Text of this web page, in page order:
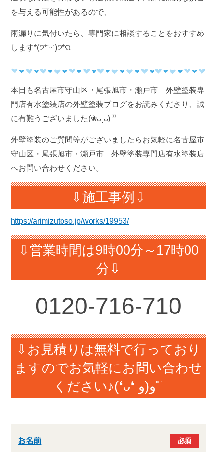
を与える可能性があるので、
雨漏りに気付いたら、専門家に相談することをおすすめ
します*(੭*ˊᵕˋ)੭*ଘ
本日も名古屋市守山区・尾張旭市・瀬戸市 外壁塗装専
門店有水塗装店の外壁塗装ブログをお読みくださり、誠
に有難うございました(❀ᴗ͈ˬᴗ͈) ⁾⁾
外壁塗装のご質問等がございましたらお気軽に名古屋市
守山区・尾張旭市・瀬戸市 外壁塗装専門店有水塗装店
へお問い合わせください。
⇩施工事例⇩
https://arimizutoso.jp/works/19953/
⇩営業時間は9時00分～17時00
分⇩
0120-716-710
⇩お見積りは無料で行っており
ますのでお気軽にお問い合わせ
ください♪(❛ᴗ❛ و(و˚˙
お名前 必須